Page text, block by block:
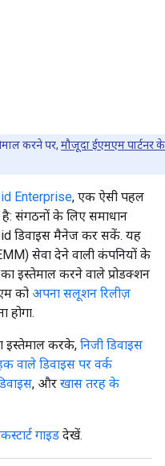
करने पर, मौजूदा ईएमएम पार्टनर के
Enterprise, एक ऐसी पहल
संगठनों के लिए समाधान
डिवाइस मैनेज कर सकें. यह
सेवा देने वाली कंपनियों के
इस्तेमाल करने वाले प्रोडक्शन
को अपना सलूशन रिलीज़
होगा.
इस्तेमाल करके, निजी डिवाइस
वाले डिवाइस पर वर्क
, और खास तरह के
गाइड देखें.